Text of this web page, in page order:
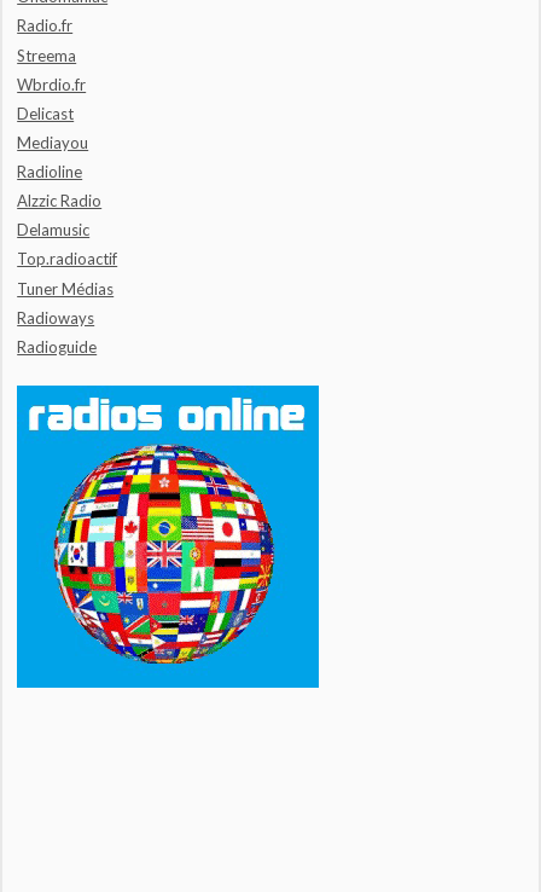
Radio.fr
Streema
Wbrdio.fr
Delicast
Mediayou
Radioline
Alzzic Radio
Delamusic
Top.radioactif
Tuner Médias
Radioways
Radioguide